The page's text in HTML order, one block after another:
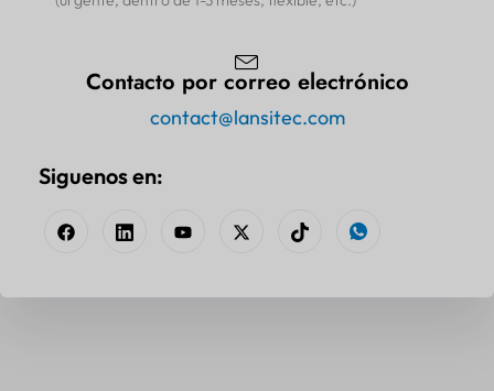
Contacto por correo electrónico
contact@lansitec.com
Siguenos en: